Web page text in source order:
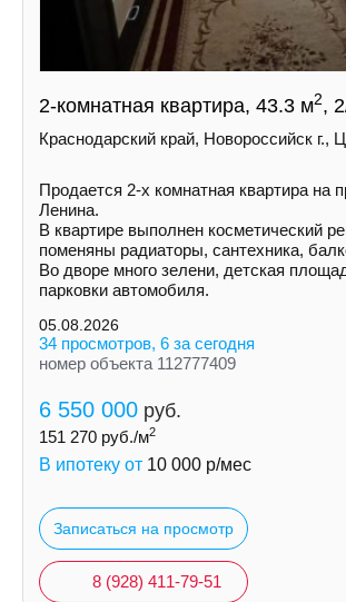
2-комнатная квартира, 43.3 м2,
Краснодарский край, Новороссийск г.,
Продается 2-х комнатная квартира на
Ленина.
В квартире выполнен косметический
поменяны радиаторы, сантехника,
Во дворе много зелени, детская
парковки автомобиля.
05.08.2026
34 просмотров, 6 за сегодня
номер объекта 112777409
6 550 000 руб.
151 270 руб./м2
В ипотеку от 10 000 р/мес
Записаться на просмотр
8 (928) 411-79-51